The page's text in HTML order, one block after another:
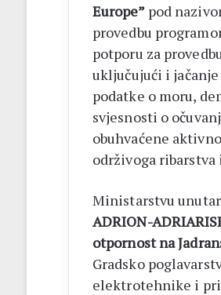
Europe”pod
provedbu
potporu za provedbu
uključujući i
podatke o moru,
svjesnosti o
obuhvaćene
održivoga
Ministarstvu
ADRION-
otpornost na
Gradsko
elektrotehnike i